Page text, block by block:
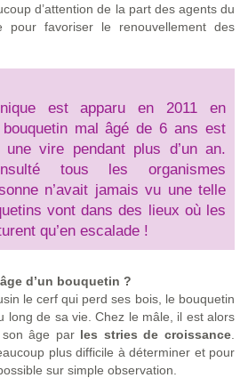
d’attention de la part des agents du
favoriser le renouvellement des
est apparu en 2011 en
mal âgé de 6 ans est
vire pendant plus d’un an.
tous les organismes
n’avait jamais vu une telle
vont dans des lieux où les
qu’en escalade !
d’un bouquetin ?
le cerf qui perd ses bois, le bouquetin
long de sa vie. Chez le mâle, il est alors
âge par les stries de croissance.
plus difficile à déterminer et pour
sur simple observation.